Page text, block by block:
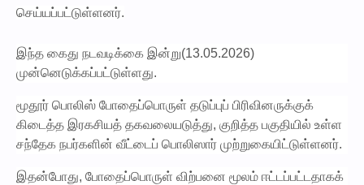
செய்யப்பட்டுள்ளனர்.
இந்த கைது நடவடிக்கை இன்று(13.05.2026)
முன்னெடுக்கப்பட்டுள்ளது.
மூதூர் பொலிஸ் போதைப்பொருள் தடுப்புப் பிரிவினருக்குக்
கிடைத்த இரகசியத் தகவலையடுத்து, குறித்த பகுதியில் உள்ள
சந்தேக நபர்களின் வீட்டைப் பொலிஸார் முற்றுகையிட்டுள்ளனர்.
இதன்போது, போதைப்பொருள் விற்பனை மூலம் ஈட்டப்பட்டதாகக்